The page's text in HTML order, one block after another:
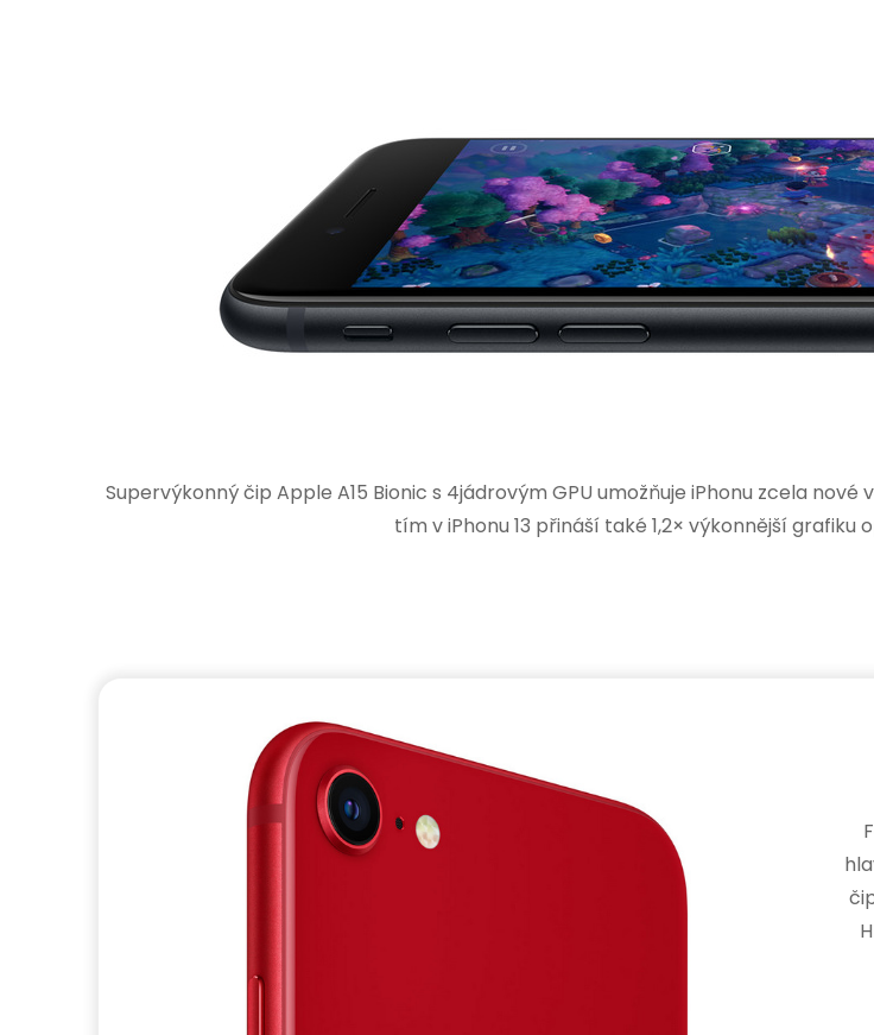
Supervýkonný čip Apple A15 Bionic s 4jádrovým GPU umožňuje iPhonu zcela
tím v iPhonu 13 přináší také 1,2× výkonnější grafiku